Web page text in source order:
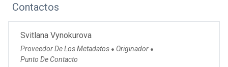
Contactos
Svitlana Vynokurova
Proveedor De Los Metadatos ● Originador ●
Punto De Contacto